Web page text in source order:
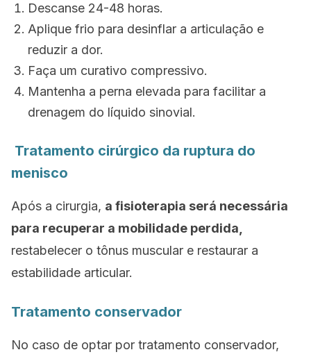
Descanse 24-48 horas.
Aplique frio para desinflar a articulação e
reduzir a dor.
Faça um curativo compressivo.
Mantenha a perna elevada para facilitar a
drenagem do líquido sinovial.
Tratamento cirúrgico da ruptura do
menisco
Após a cirurgia, a fisioterapia será necessária
para recuperar a mobilidade perdida,
restabelecer o tônus ​​muscular e restaurar a
estabilidade articular.
Tratamento conservador
No caso de optar por tratamento conservador,